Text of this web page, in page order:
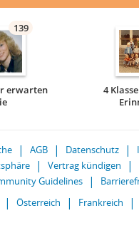
139
erwarten
4
AGB Datenschutz
Vertrag kündigen
Guidelines
Österreich Frankreich